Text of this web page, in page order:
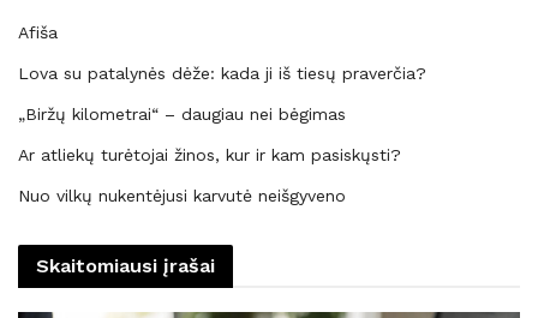
Afiša
Lova su patalynės dėže: kada ji iš tiesų praverčia?
„Biržų kilometrai“ – daugiau nei bėgimas
Ar atliekų turėtojai žinos, kur ir kam pasiskųsti?
Nuo vilkų nukentėjusi karvutė neišgyveno
Skaitomiausi įrašai